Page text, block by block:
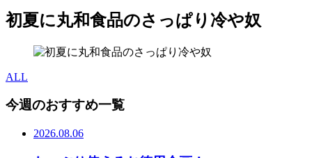
初夏に丸和食品のさっぱり冷や奴
ALL
今週のおすすめ一覧
2026.08.06